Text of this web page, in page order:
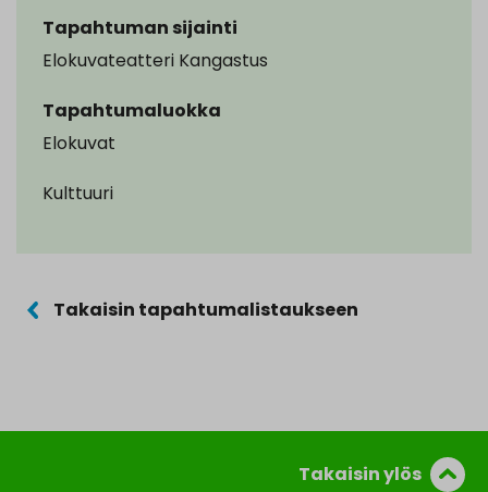
Tapahtuman sijainti
Elokuvateatteri Kangastus
Tapahtumaluokka
Elokuvat
Kulttuuri
Takaisin tapahtumalistaukseen
Takaisin ylös